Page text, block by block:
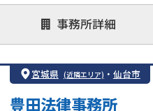
借金返済相談・交渉
自
個人再生
時
事務所詳細
宮城県 (近隣エリア) ・ 仙台市
豊田法律事務所